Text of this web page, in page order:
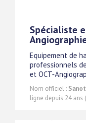
Spécialiste
Equipement de
professionnels
et OCT-
Nom officiel :
ligne depuis 24 ans